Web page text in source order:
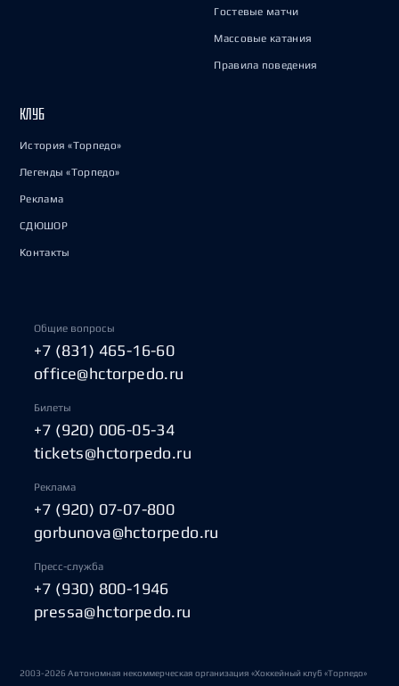
Гостевые матчи
Массовые катания
Правила поведения
КЛУБ
История «Торпедо»
Легенды «Торпедо»
Реклама
СДЮШОР
Контакты
Общие вопросы
+7 (831) 465-16-60
office@hctorpedo.ru
Билеты
+7 (920) 006-05-34
tickets@hctorpedo.ru
Реклама
+7 (920) 07-07-800
gorbunova@hctorpedo.ru
Пресс-служба
+7 (930) 800-1946
pressa@hctorpedo.ru
2003-2026 Автономная некоммерческая организация «Хоккейный клуб «Торпедо»